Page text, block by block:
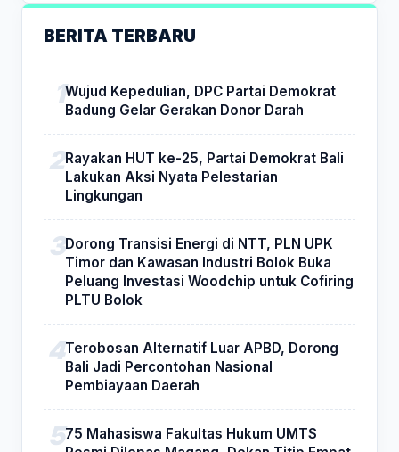
BERITA TERBARU
Wujud Kepedulian, DPC Partai Demokrat
Badung Gelar Gerakan Donor Darah
Rayakan HUT ke-25, Partai Demokrat Bali
Lakukan Aksi Nyata Pelestarian
Lingkungan
Dorong Transisi Energi di NTT, PLN UPK
Timor dan Kawasan Industri Bolok Buka
Peluang Investasi Woodchip untuk Cofiring
PLTU Bolok
Terobosan Alternatif Luar APBD, Dorong
Bali Jadi Percontohan Nasional
Pembiayaan Daerah
75 Mahasiswa Fakultas Hukum UMTS